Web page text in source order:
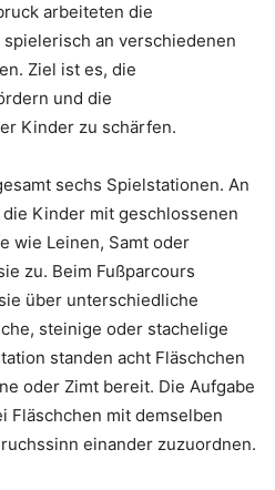
arbeiteten die
an verschiedenen
Ziel ist es, die
und die
Kinder zu schärfen.
sechs Spielstationen. An
Kinder mit geschlossenen
wie Leinen, Samt oder
zu. Beim Fußparcours
über unterschiedliche
steinige oder stachelige
standen acht Fläschchen
oder Zimt bereit. Die Aufgabe
Fläschchen mit demselben
einander zuzuordnen.